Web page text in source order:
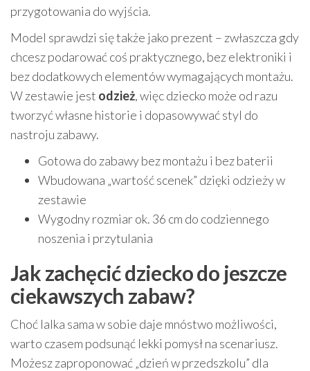
przygotowania do wyjścia.
Model sprawdzi się także jako prezent – zwłaszcza gdy
chcesz podarować coś praktycznego, bez elektroniki i
bez dodatkowych elementów wymagających montażu.
W zestawie jest odzież, więc dziecko może od razu
tworzyć własne historie i dopasowywać styl do
nastroju zabawy.
Gotowa do zabawy bez montażu i bez baterii
Wbudowana „wartość scenek” dzięki odzieży w
zestawie
Wygodny rozmiar ok. 36 cm do codziennego
noszenia i przytulania
Jak zachęcić dziecko do jeszcze
ciekawszych zabaw?
Choć lalka sama w sobie daje mnóstwo możliwości,
warto czasem podsunąć lekki pomysł na scenariusz.
Możesz zaproponować „dzień w przedszkolu” dla